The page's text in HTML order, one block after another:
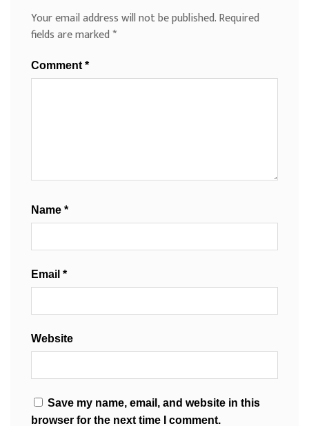
Your email address will not be published.Required
fields are marked*
Comment *
Name *
Email *
Website
Save my name, email, and website in this
browser for the next time I comment.